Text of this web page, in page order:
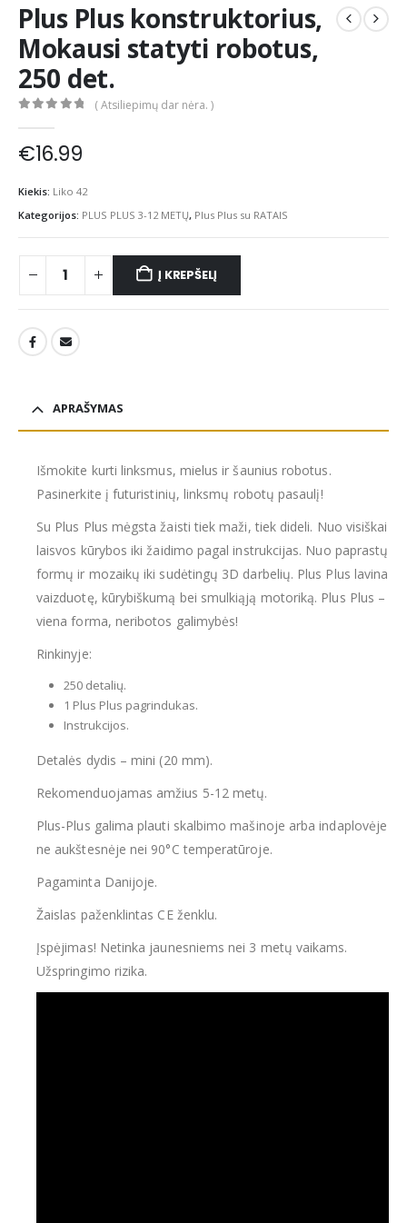
Plus Plus konstruktorius,
Mokausi statyti robotus,
250 det.
( Atsiliepimų dar nėra. )
€16.99
Kiekis: Liko 42
Kategorijos: PLUS PLUS 3-12 METŲ, Plus Plus su RATAIS
Į KREPŠELĮ
APRAŠYMAS
Išmokite kurti linksmus, mielus ir šaunius robotus.
Pasinerkite į futuristinių, linksmų robotų pasaulį!
Su Plus Plus mėgsta žaisti tiek maži, tiek dideli. Nuo visiškai
laisvos kūrybos iki žaidimo pagal instrukcijas. Nuo paprastų
formų ir mozaikų iki sudėtingų 3D darbelių. Plus Plus lavina
vaizduotę, kūrybiškumą bei smulkiąją motoriką. Plus Plus –
viena forma, neribotos galimybės!
Rinkinyje:
250 detalių.
1 Plus Plus pagrindukas.
Instrukcijos.
Detalės dydis – mini (20 mm).
Rekomenduojamas amžius 5-12 metų.
Plus-Plus galima plauti skalbimo mašinoje arba indaplovėje
ne aukštesnėje nei 90°C temperatūroje.
Pagaminta Danijoje.
Žaislas paženklintas CE ženklu.
Įspėjimas! Netinka jaunesniems nei 3 metų vaikams.
Užspringimo rizika.